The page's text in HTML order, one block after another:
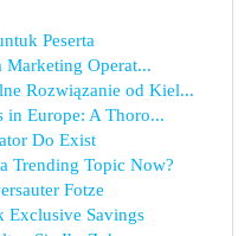
Peserta
Marketing Operat...
Rozwiązanie od Kiel...
in Europe: A Thoro...
Do Exist
Trending Topic Now?
Fotze
Exclusive Savings